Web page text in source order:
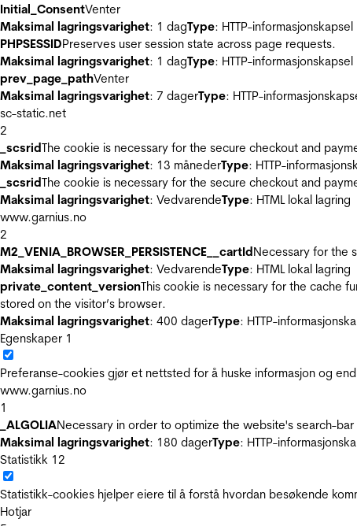
Initial_ConsentVenter
Maksimal lagringsvarighet: 1 dagType: HTTP-informasjonskapsel
PHPSESSIDPreserves user session state across page requests.
Maksimal lagringsvarighet: 1 dagType: HTTP-informasjonskapsel
prev_page_pathVenter
Maksimal lagringsvarighet: 7 dagerType: HTTP-
sc-static.net
2
_scsridThe cookie is necessary for the secure checkout and
Maksimal lagringsvarighet: 13 månederType: HTTP-
_scsridThe cookie is necessary for the secure checkout and
Maksimal lagringsvarighet: VedvarendeType: HTML lokal lagring
www.garnius.no
2
M2_VENIA_BROWSER_PERSISTENCE__cartIdNecessary for the
Maksimal lagringsvarighet: VedvarendeType: HTML lokal lagring
private_content_versionThis cookie is necessary for the cache
stored on the visitor’s browser.
Maksimal lagringsvarighet: 400 dagerType: HTTP-
Egenskaper 1
Preferanse-cookies gjør et nettsted for å huske informasjon og
www.garnius.no
1
_ALGOLIANecessary in order to optimize the website's search-
Maksimal lagringsvarighet: 180 dagerType: HTTP-
Statistikk 12
Statistikk-cookies hjelper eiere til å forstå hvordan besøkende
Hotjar